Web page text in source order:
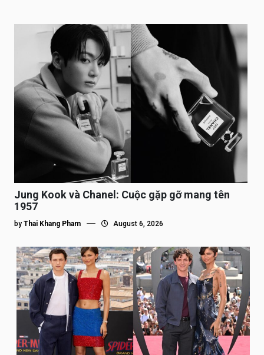
Jung Kook và Chanel: Cuộc gặp gỡ mang tên
1957
by Thai Khang Pham August 6, 2026